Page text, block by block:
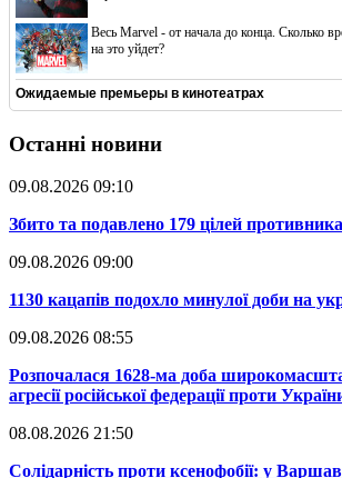
Весь Marvel - от начала до конца. Сколько
на это уйдет?
Ожидаемые премьеры в кинотеатрах
Останні новини
09.08.2026 09:10
​Збито та подавлено 179 цілей противника
09.08.2026 09:00
​1130 кацапів подохло минулої доби на
09.08.2026 08:55
​Розпочалася 1628-ма доба
агресії російської федерації проти
08.08.2026 21:50
​Солідарність проти ксенофобії: у